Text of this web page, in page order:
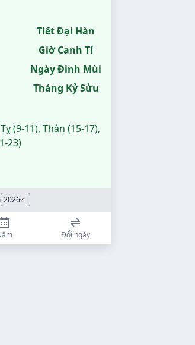
Tiết Đại Hàn
Giờ Canh Tí
Ngày Đinh Mùi
Tháng Kỷ Sửu
(9-11), Thân (15-17),
23)
Đổi ngày